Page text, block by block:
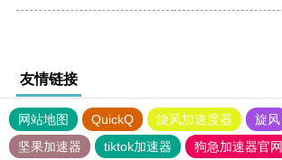
友情链接
网站地图 QuickQ 旋风加速度器 旋风
坚果加速器
tiktok加速器
狗急加速器官网